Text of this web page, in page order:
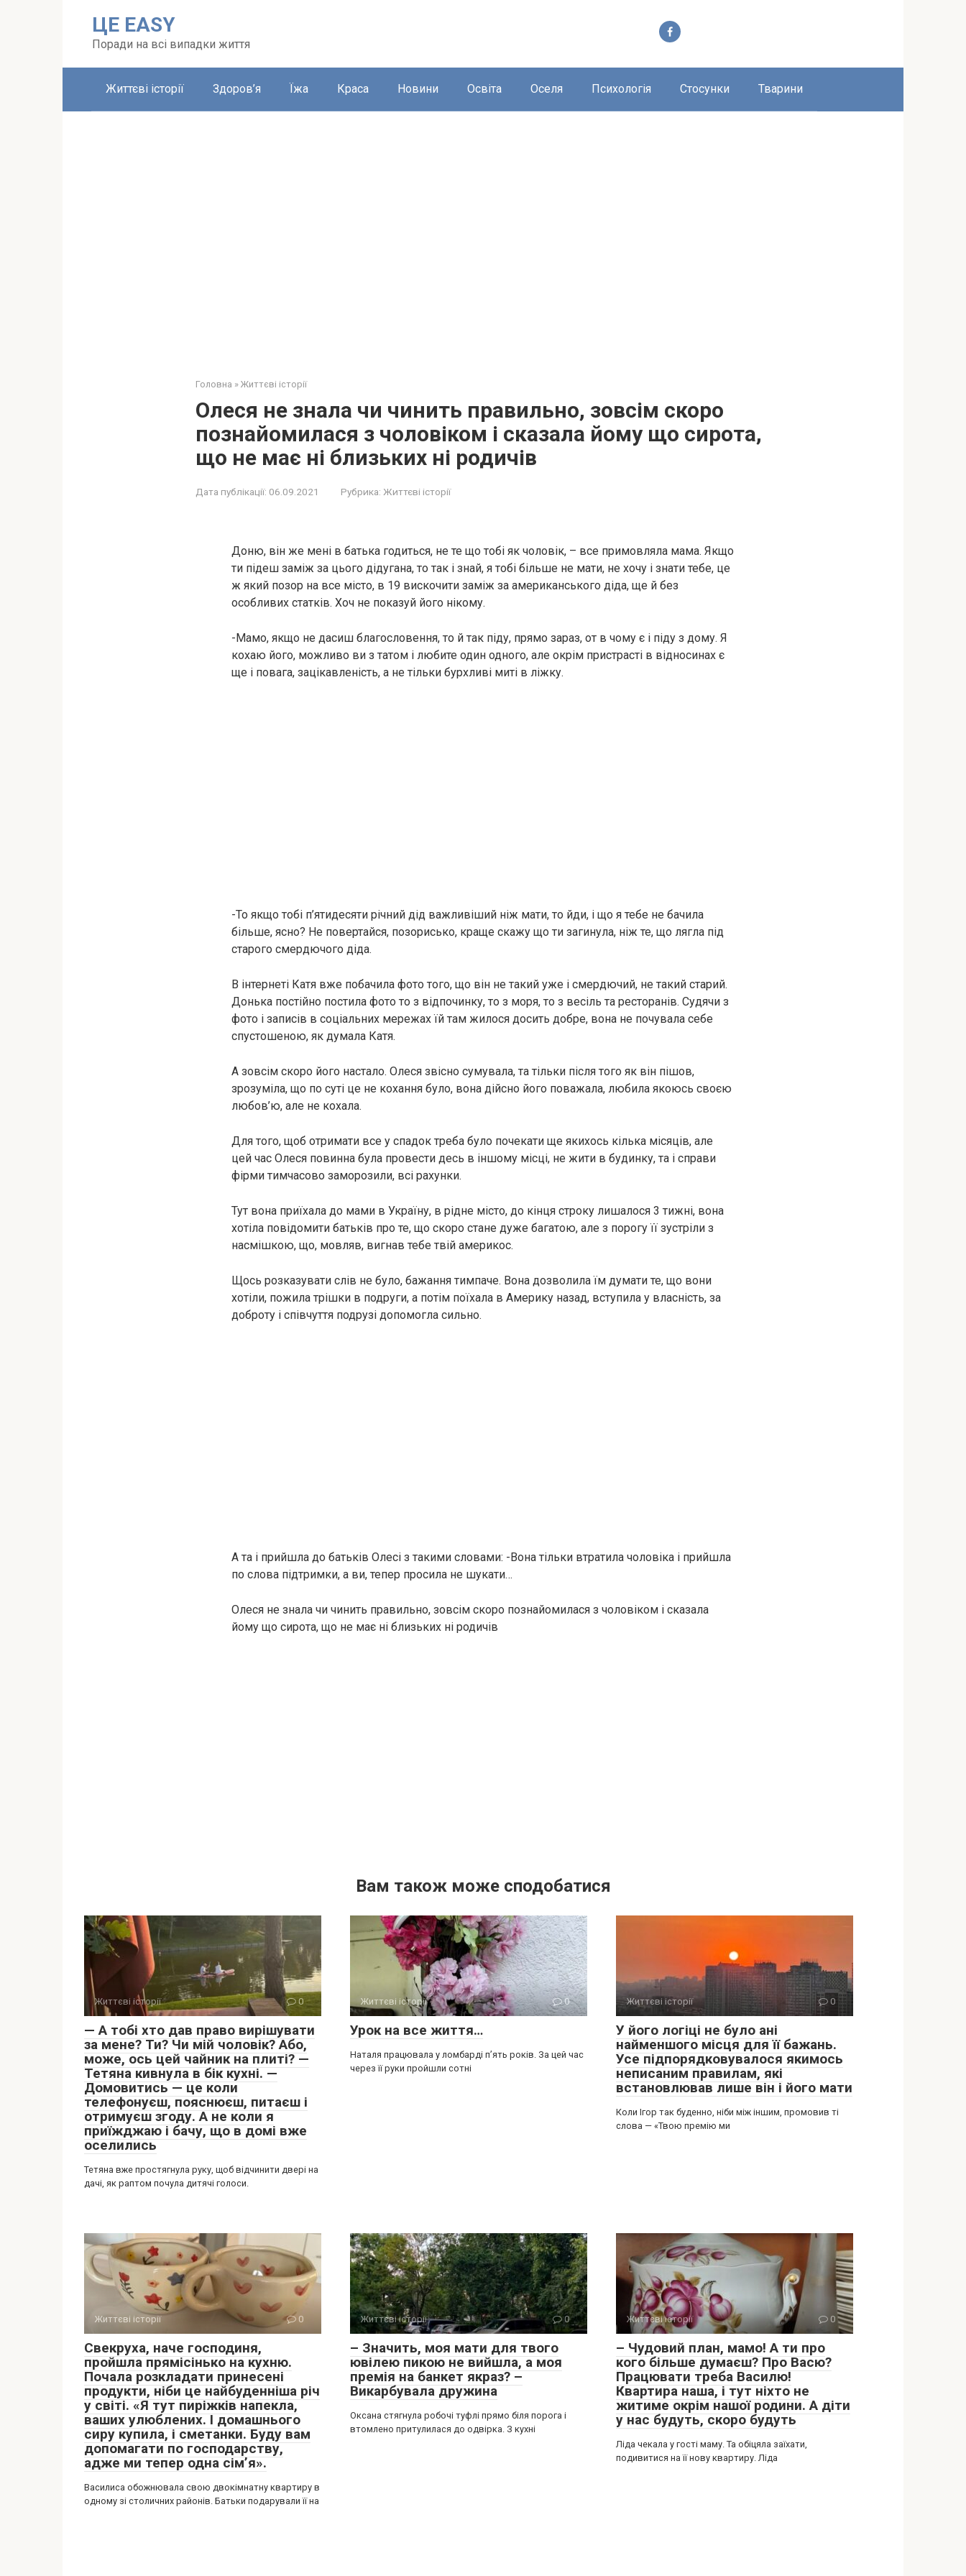
ЦЕ EASY
Поради на всі випадки життя
Життєві історії Здоров’я Їжа Краса Новини Освіта Оселя Психологія Стосунки Тварини
Головна » Життєві історії
Олеся не знала чи чинить правильно, зовсім скоро
познайомилася з чоловіком і сказала йому що сирота,
що не має ні близьких ні родичів
Дата публікації: 06.09.2021 Рубрика: Життєві історії
Доню, він же мені в батька годиться, не те що тобі як чоловік, – все примовляла мама. Якщо
ти підеш заміж за цього дідугана, то так і знай, я тобі більше не мати, не хочу і знати тебе, це
ж який позор на все місто, в 19 вискочити заміж за американського діда, ще й без
особливих статків. Хоч не показуй його нікому.
-Мамо, якщо не дасиш благословення, то й так піду, прямо зараз, от в чому є і піду з дому. Я
кохаю його, можливо ви з татом і любите один одного, але окрім пристрасті в відносинах є
ще і повага, зацікавленість, а не тільки бурхливі миті в ліжку.
-То якщо тобі п’ятидесяти річний дід важливіший ніж мати, то йди, і що я тебе не бачила
більше, ясно? Не повертайся, позорисько, краще скажу що ти загинула, ніж те, що лягла під
старого смердючого діда.
В інтернеті Катя вже побачила фото того, що він не такий уже і смердючий, не такий старий.
Донька постійно постила фото то з відпочинку, то з моря, то з весіль та ресторанів. Судячи з
фото і записів в соціальних мережах їй там жилося досить добре, вона не почувала себе
спустошеною, як думала Катя.
А зовсім скоро його настало. Олеся звісно сумувала, та тільки після того як він пішов,
зрозуміла, що по суті це не кохання було, вона дійсно його поважала, любила якоюсь своєю
любов’ю, але не кохала.
Для того, щоб отримати все у спадок треба було почекати ще якихось кілька місяців, але
цей час Олеся повинна була провести десь в іншому місці, не жити в будинку, та і справи
фірми тимчасово заморозили, всі рахунки.
Тут вона приїхала до мами в Україну, в рідне місто, до кінця строку лишалося 3 тижні, вона
хотіла повідомити батьків про те, що скоро стане дуже багатою, але з порогу її зустріли з
насмішкою, що, мовляв, вигнав тебе твій америкос.
Щось розказувати слів не було, бажання тимпаче. Вона дозволила їм думати те, що вони
хотіли, пожила трішки в подруги, а потім поїхала в Америку назад, вступила у власність, за
доброту і співчуття подрузі допомогла сильно.
А та і прийшла до батьків Олесі з такими словами: -Вона тільки втратила чоловіка і прийшла
по слова підтримки, а ви, тепер просила не шукати…
Олеся не знала чи чинить правильно, зовсім скоро познайомилася з чоловіком і сказала
йому що сирота, що не має ні близьких ні родичів
Вам також може сподобатися
Життєві історії 0
— А тобі хто дав право вирішувати
за мене? Ти? Чи мій чоловік? Або,
може, ось цей чайник на плиті? —
Тетяна кивнула в бік кухні. —
Домовитись — це коли
телефонуєш, пояснюєш, питаєш і
отримуєш згоду. А не коли я
приїжджаю і бачу, що в домі вже
оселились
Тетяна вже простягнула руку, щоб відчинити двері на
дачі, як раптом почула дитячі голоси.
Життєві історії 0
Урок на все життя…
Наталя працювала у ломбарді п’ять років. За цей час
через її руки пройшли сотні
Життєві історії 0
У його логіці не було ані
найменшого місця для її бажань.
Усе підпорядковувалося якимось
неписаним правилам, які
встановлював лише він і його мати
Коли Ігор так буденно, ніби між іншим, промовив ті
слова — «Твою премію ми
Життєві історії 0
Свекруха, наче господиня,
пройшла прямісінько на кухню.
Почала розкладати принесені
продукти, ніби це найбуденніша річ
у світі. «Я тут пиріжків напекла,
ваших улюблених. І домашнього
сиру купила, і сметанки. Буду вам
допомагати по господарству,
адже ми тепер одна сім’я».
Василиса обожнювала свою двокімнатну квартиру в
одному зі столичних районів. Батьки подарували її на
Життєві історії 0
– Значить, моя мати для твого
ювілею пикою не вийшла, а моя
премія на банкет якраз? –
Викарбувала дружина
Оксана стягнула робочі туфлі прямо біля порога і
втомлено притулилася до одвірка. З кухні
Життєві історії 0
– Чудовий план, мамо! А ти про
кого більше думаєш? Про Васю?
Працювати треба Василю!
Квартира наша, і тут ніхто не
житиме окрім нашої родини. А діти
у нас будуть, скоро будуть
Ліда чекала у гості маму. Та обіцяла заїхати,
подивитися на її нову квартиру. Ліда